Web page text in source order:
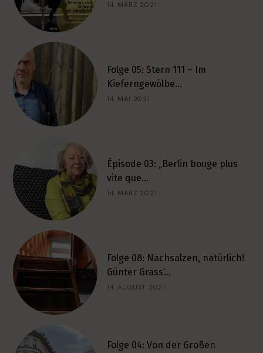
14. MÄRZ 2021
Folge 05: Stern 111 – Im
Kieferngewölbe…
14. MAI 2021
Épisode 03: „Berlin bouge plus
vite que…
14. MÄRZ 2021
Folge 08: Nachsalzen, natürlich!
Günter Grass‘…
14. AUGUST 2021
Folge 04: Von der Großen